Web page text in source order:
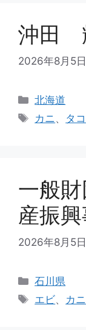
沖田
2026年8月5日
北海道
カニ、 タコ
一般
産振
2026年8月5日
石川県
エビ、 カニ